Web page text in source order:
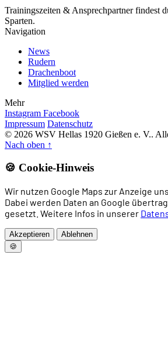
Trainingszeiten & Ansprechpartner findest
Sparten.
Navigation
News
Rudern
Drachenboot
Mitglied werden
Mehr
Instagram Facebook
Impressum Datenschutz
© 2026 WSV Hellas 1920 Gießen e. V..
Nach oben ↑
🍪 Cookie-Hinweis
Wir nutzen Google Maps zur Anzeige
Dabei werden Daten an Google
gesetzt. Weitere Infos in unserer
Akzeptieren
Ablehnen
🍪